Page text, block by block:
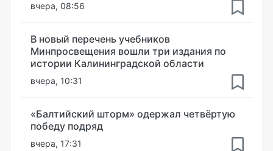
вчера, 08:56
В новый перечень учебников
Минпросвещения вошли три издания по
истории Калининградской области
вчера, 10:31
«Балтийский шторм» одержал четвёртую
победу подряд
вчера, 17:31